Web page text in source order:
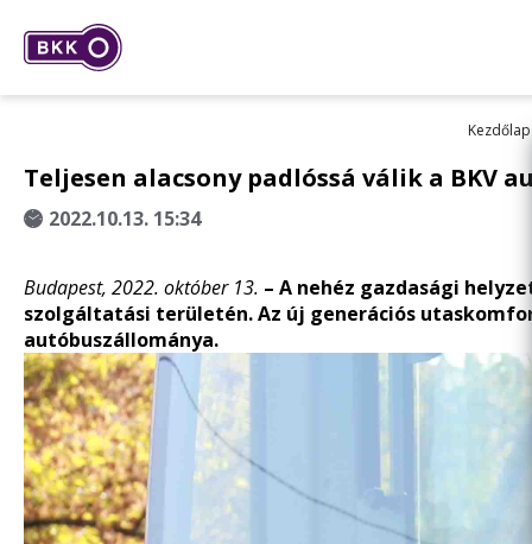
Kezdőlap
Teljesen alacsony padlóssá válik a BKV
2022.10.13. 15:34
Budapest, 2022. október 13. – A nehéz gazdasági
szolgáltatási területén. Az új generációs
autóbuszállománya.